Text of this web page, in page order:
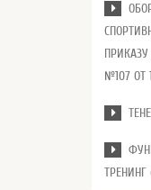
№107 ОТ
ТРЕНИНГ